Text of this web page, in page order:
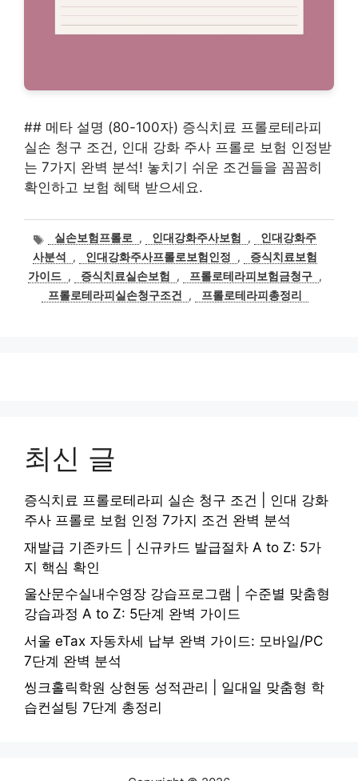
## 메타 설명 (80-100자) 증식치료 프롤로테라피
실손 청구 조건, 인대 강화 주사 프롤로 보험 인정받
는 7가지 완벽 분석! 놓치기 쉬운 조건들을 꼼꼼히
확인하고 보험 혜택 받으세요.
태
그
실손보험프롤로 , 인대강화주사보험 ,
인대강화주
사분석
, 인대강화주사프롤로보험인정 ,
증식치료보험
가이드 , 증식치료실손보험 , 프롤로테라피보험금청구 ,
프롤로테라피실손청구조건
, 프롤로테라피총정리
최신 글
증식치료 프롤로테라피 실손 청구 조건 | 인대 강화
주사 프롤로 보험 인정 7가지 조건 완벽 분석
재발급 기존카드 | 신규카드 발급절차 A to Z: 5가
지 핵심 확인
울산문수실내수영장 강습프로그램 | 수준별 맞춤형
강습과정 A to Z: 5단계 완벽 가이드
서울 eTax 자동차세 납부 완벽 가이드: 모바일/PC
7단계 완벽 분석
씽크홀릭학원 상현동 성적관리 | 일대일 맞춤형 학
습컨설팅 7단계 총정리